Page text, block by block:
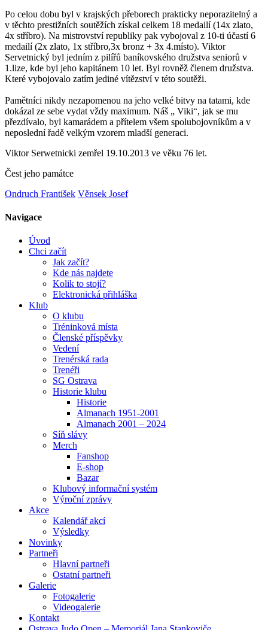
Po celou dobu byl v krajských přeborech prakticky neporazitelný a
v těchto prestižních soutěžích získal celkem 18 medailí (14x zlato,
4x stříbro). Na mistrovství republiky pak vybojoval z 10-ti účastí 6
medailí (2x zlato, 1x stříbro,3x bronz + 3x 4.místo). Viktor
Servetnický byl jedním z pilířů baníkovského družstva seniorů v
1.lize, kde byl jeho kapitánem 10 let. Byl rovněž členem družstva.
Které vybojovalo zatím jediné vítězství v této soutěži.
Pamětníci nikdy nezapomenou na jeho velké bitvy na tatami, kde
dokázal ze sebe vydat vždy maximum. Náš „ Viki“, jak se mu
přezdívalo, byl kamarádem a přítelem všem spolubojovníkům a v
neposlední řadě velkým vzorem mladší generaci.
Viktor Serwetnicki zemřel 19.10.2013 ve věku 76 let.
Čest jeho památce
Ondruch František Věnsek Josef
Navigace
Úvod
Chci začít
Jak začít?
Kde nás najdete
Kolik to stojí?
Elektronická přihláška
Klub
O klubu
Tréninková místa
Členské příspěvky
Vedení
Trenérská rada
Trenéři
SG Ostrava
Historie klubu
Historie
Almanach 1951-2001
Almanach 2001 – 2024
Síň slávy
Merch
Fanshop
E-shop
Bazar
Klubový informační systém
Výroční zprávy
Akce
Kalendář akcí
Výsledky
Novinky
Partneři
Hlavní partneři
Ostatní partneři
Galerie
Fotogalerie
Videogalerie
Kontakt